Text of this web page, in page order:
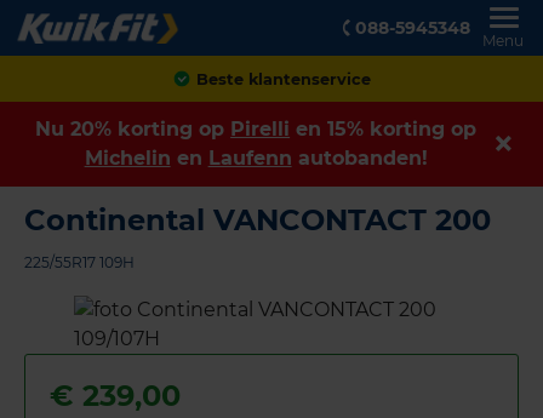
088-5945348
Menu
Achteraf betalen
Nu 20% korting op Pirelli en 15% korting op
Michelin en Laufenn autobanden!
Continental VANCONTACT 200
225/55R17 109H
€ 239,00